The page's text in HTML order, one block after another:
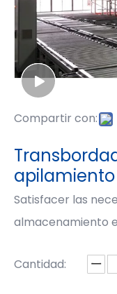
Compartir con:
apilamiento
Satisfacer las
almacenamiento
Cantidad: